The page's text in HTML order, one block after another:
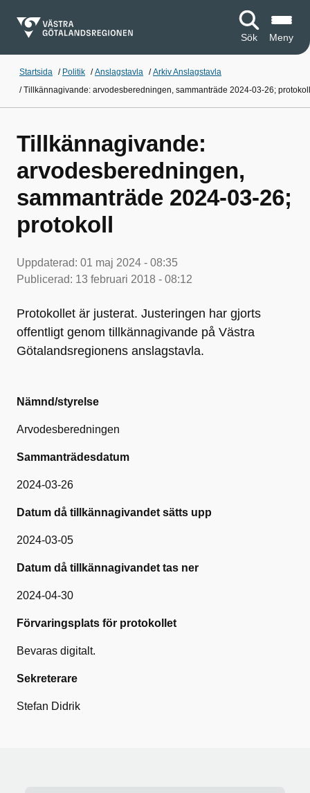
Sök Meny
Startsida / Politik /Anslagstavla /Arkiv Anslagstavla
/Tillkännagivande: arvodesberedningen, sammanträde 2024-03-26; protokoll
Tillkännagivande:
arvodesberedningen,
sammanträde 2024-03-26;
protokoll
Uppdaterad: 01 maj 2024 - 08:35
Publicerad: 13 februari 2018 - 08:12
Protokollet är justerat. Justeringen har gjorts
offentligt genom tillkännagivande på Västra
Götalandsregionens anslagstavla.
Nämnd/styrelse
Arvodesberedningen
Sammanträdesdatum
2024-03-26
Datum då tillkännagivandet sätts upp
2024-03-05
Datum då tillkännagivandet tas ner
2024-04-30
Förvaringsplats för protokollet
Bevaras digitalt.
Sekreterare
Stefan Didrik